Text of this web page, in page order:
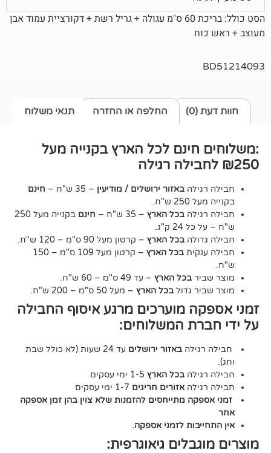
הסט כולל: בריכת 60 ס"מ עגולה + גריל רשת + דקורציית עמוד אבן
תנאי משלוח החלפה או החזרה
לכל הארץ בקנייה מעל
באזור ירושלים / מודיעין– 35 ש"ח –
חינם
בכל הארץ– 35 ש"ח – חינם
בקנייה מעל 250
בכל הארץ – קרטון מעל 90 ס"מ – 120 ש"ח.
בכל הארץ – קרטון מעל 109 ס"מ – 150
בכל הארץ– עד 49 ס"מ – 60 ש"ח.
גדול
בכל הארץ– מעל 50 ס"מ – 200 ש"ח.
מוערכים מרגע איסוף החבילה
המשלוחים:
באזור ירושלים עד 24 שעות (לא כולל שבת
בכל הארץ1-5 ימי עסקים
אזורים חריגים1-7 ימי עסקים
מתייחסים להזמנות שלא צוין בהן זמן אספקה
לזמני אספקה.
גיאוגרפית: